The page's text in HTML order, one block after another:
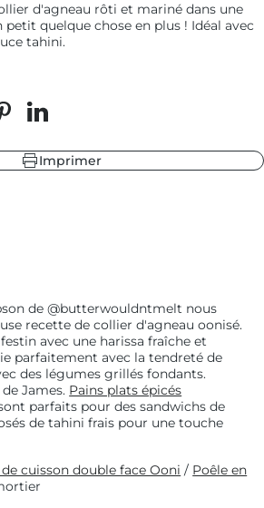
d'agneau rôti et mariné dans une
petit quelque chose en plus ! Idéal avec
tahini.
Facebook
sur X sur Pinterest
Partager sur LinkedIn
Imprimer
de @butterwouldntmelt nous
recette de collier d'agneau oonisé.
avec une harissa fraîche et
parfaitement avec la tendreté de
des légumes grillés fondants.
James. Pains plats épicés
parfaits pour des sandwichs de
de tahini frais pour une touche
cuisson double face Ooni / Poêle en